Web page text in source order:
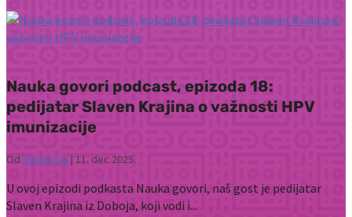
Nauka govori podcast, epizoda 18:
pedijatar Slaven Krajina o važnosti HPV
imunizacije
Od Redakcija | 11. dec 2025.
U ovoj epizodi podkasta Nauka govori, naš gost je pedijatar
Slaven Krajina iz Doboja, koji vodi i...